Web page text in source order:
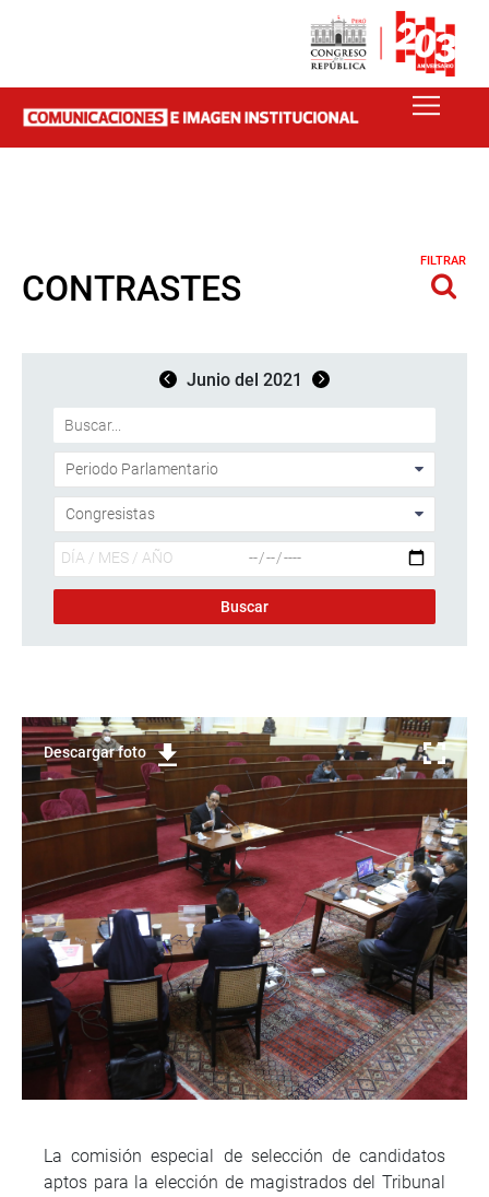
CONTRASTES
FILTRAR
Junio del 2021
Descargar foto
La comisión especial de selección de candidatos
aptos para la elección de magistrados del Tribunal